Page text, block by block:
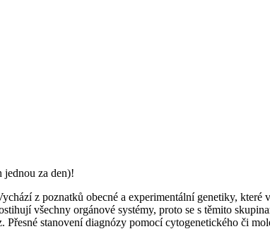
jednou za den)!
z poznatků obecné a experimentální genetiky,
všechny orgánové systémy, proto se s těmito
stanovení diagnózy pomocí cytogenetického či